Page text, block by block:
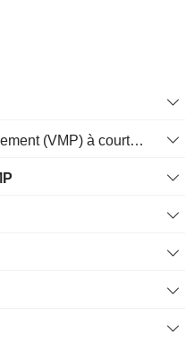
Valeur mobilières de placement (VMP) à court terme